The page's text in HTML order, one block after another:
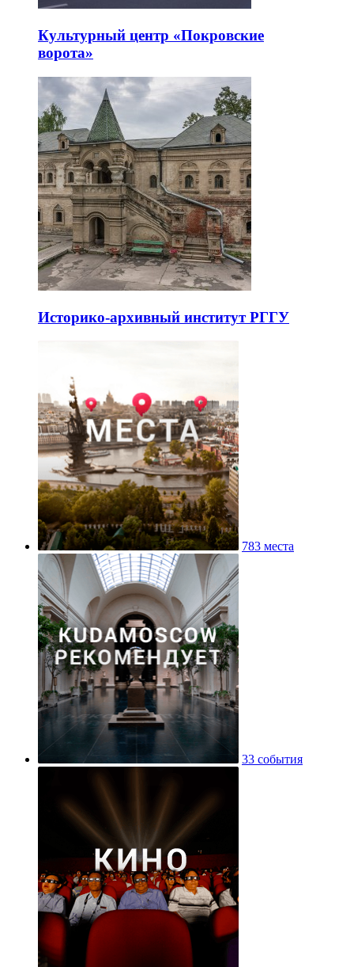
Культурный центр «Покровские
ворота»
Историко-архивный институт РГГУ
783 места
33 события